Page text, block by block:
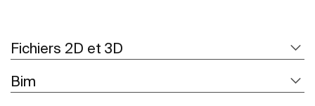
Fichiers 2D et 3D
Bim